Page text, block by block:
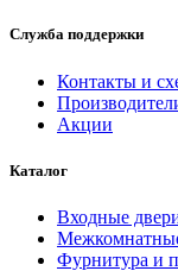
Служба поддержки
Контакты и
Акции
Каталог
Входные
Фурнитура и